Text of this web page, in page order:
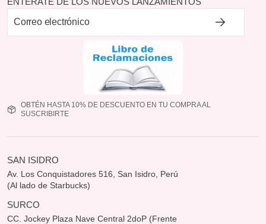
OBTÉN HASTA 10% DE DESCUENTO EN TU COMPRA AL
SUSCRIBIRTE
SAN ISIDRO
Av. Los Conquistadores 516, San Isidro, Perú
(Al lado de Starbucks)
SURCO
CC. Jockey Plaza Nave Central 2doP (Frente